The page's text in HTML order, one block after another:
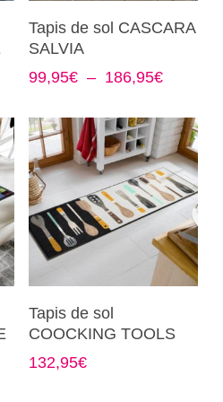
page
du
produit
Choix Des Options
produit
a
plusieurs
Les
options
peuvent
être
choisies
sur
du
produit
Tapis de sol CASCARA
SALVIA
99,95€ – 186,95€Plage
prix :
99,95€
à
186,95€
Choix Des Options
produit
a
plusieurs
Tapis de sol
COOCKING TOOLS
132,95€